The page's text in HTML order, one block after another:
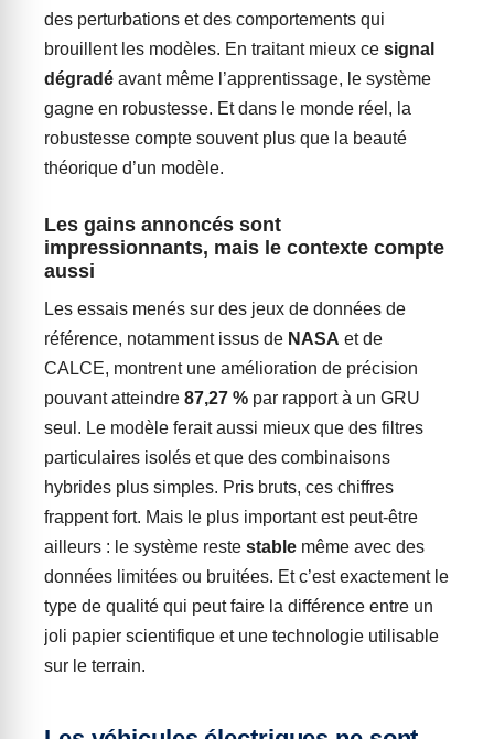
des perturbations et des comportements qui
brouillent les modèles. En traitant mieux ce signal
dégradé avant même l’apprentissage, le système
gagne en robustesse. Et dans le monde réel, la
robustesse compte souvent plus que la beauté
théorique d’un modèle.
Les gains annoncés sont
impressionnants, mais le contexte compte
aussi
Les essais menés sur des jeux de données de
référence, notamment issus de NASA et de
CALCE, montrent une amélioration de précision
pouvant atteindre 87,27 % par rapport à un GRU
seul. Le modèle ferait aussi mieux que des filtres
particulaires isolés et que des combinaisons
hybrides plus simples. Pris bruts, ces chiffres
frappent fort. Mais le plus important est peut-être
ailleurs : le système reste stable même avec des
données limitées ou bruitées. Et c’est exactement le
type de qualité qui peut faire la différence entre un
joli papier scientifique et une technologie utilisable
sur le terrain.